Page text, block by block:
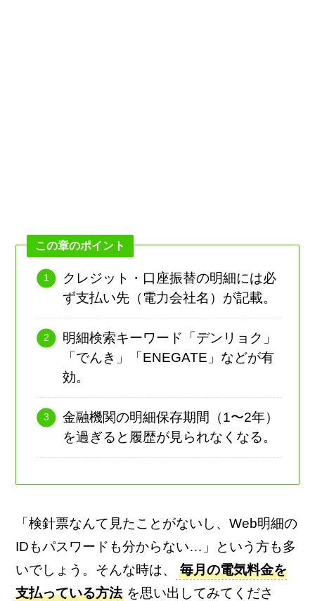
この章のポイント
クレジット・口座振替の明細には必
ず支払い先（電力会社名）が記載。
明細検索キーワード「デンリョク」
「でんき」「ENEGATE」などが有
効。
金融機関の明細保存期間（1〜2年）
を過ぎると履歴が見られなくなる。
「検針票なんて見たことがないし、Web明細の
IDもパスワードも分からない…」という方も多
いでしょう。そんな時は、
毎月の電気料金を
支払っている方法 を思い出してみてくださ